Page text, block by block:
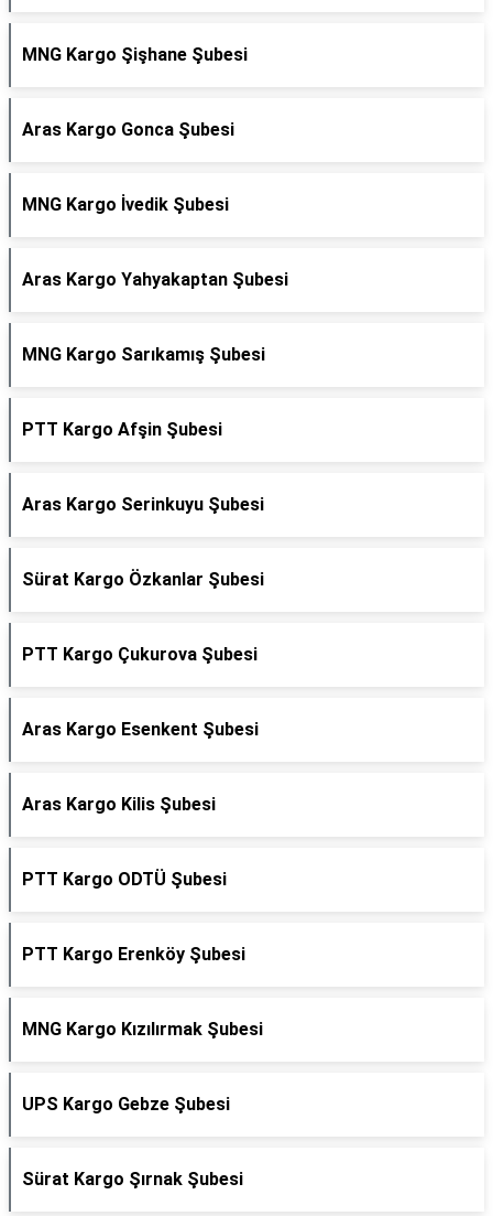
MNG Kargo Şişhane Şubesi
Aras Kargo Gonca Şubesi
MNG Kargo İvedik Şubesi
Aras Kargo Yahyakaptan Şubesi
MNG Kargo Sarıkamış Şubesi
PTT Kargo Afşin Şubesi
Aras Kargo Serinkuyu Şubesi
Sürat Kargo Özkanlar Şubesi
PTT Kargo Çukurova Şubesi
Aras Kargo Esenkent Şubesi
Aras Kargo Kilis Şubesi
PTT Kargo ODTÜ Şubesi
PTT Kargo Erenköy Şubesi
MNG Kargo Kızılırmak Şubesi
UPS Kargo Gebze Şubesi
Sürat Kargo Şırnak Şubesi